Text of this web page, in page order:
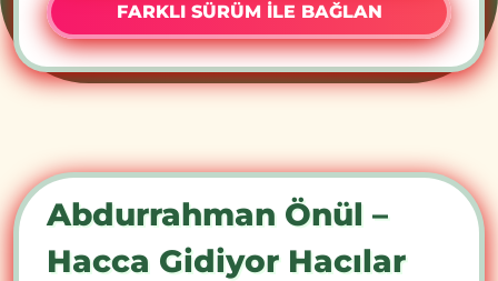
FARKLI SÜRÜM İLE BAĞLAN
Abdurrahman Önül –
Hacca Gidiyor Hacılar